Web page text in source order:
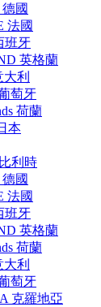
德國
法國
班牙
英格蘭
利
萄牙
荷蘭
本
利時
德國
法國
班牙
英格蘭
荷蘭
利
萄牙
克羅地亞